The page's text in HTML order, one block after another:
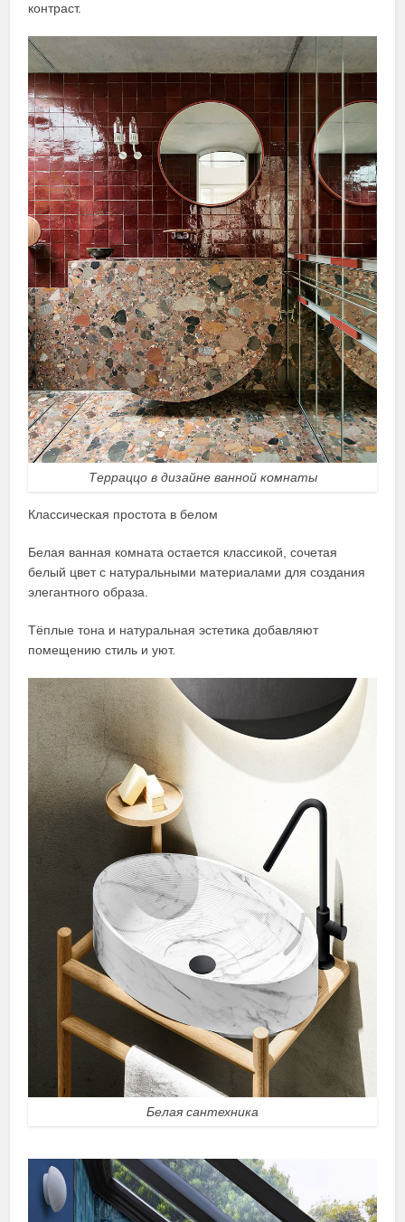
контраст.
Терраццо в дизайне ванной комнаты
Классическая простота в белом
Белая ванная комната остается классикой, сочетая
белый цвет с натуральными материалами для создания
элегантного образа.
Тёплые тона и натуральная эстетика добавляют
помещению стиль и уют.
Белая сантехника